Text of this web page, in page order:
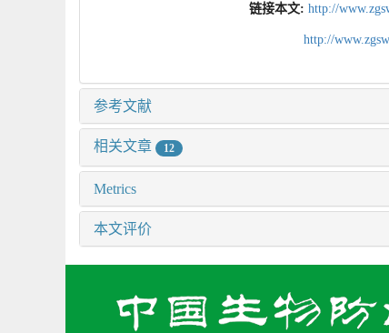
链接本文: http://
http://
参考文献
相关文章 12
Metrics
本文评价